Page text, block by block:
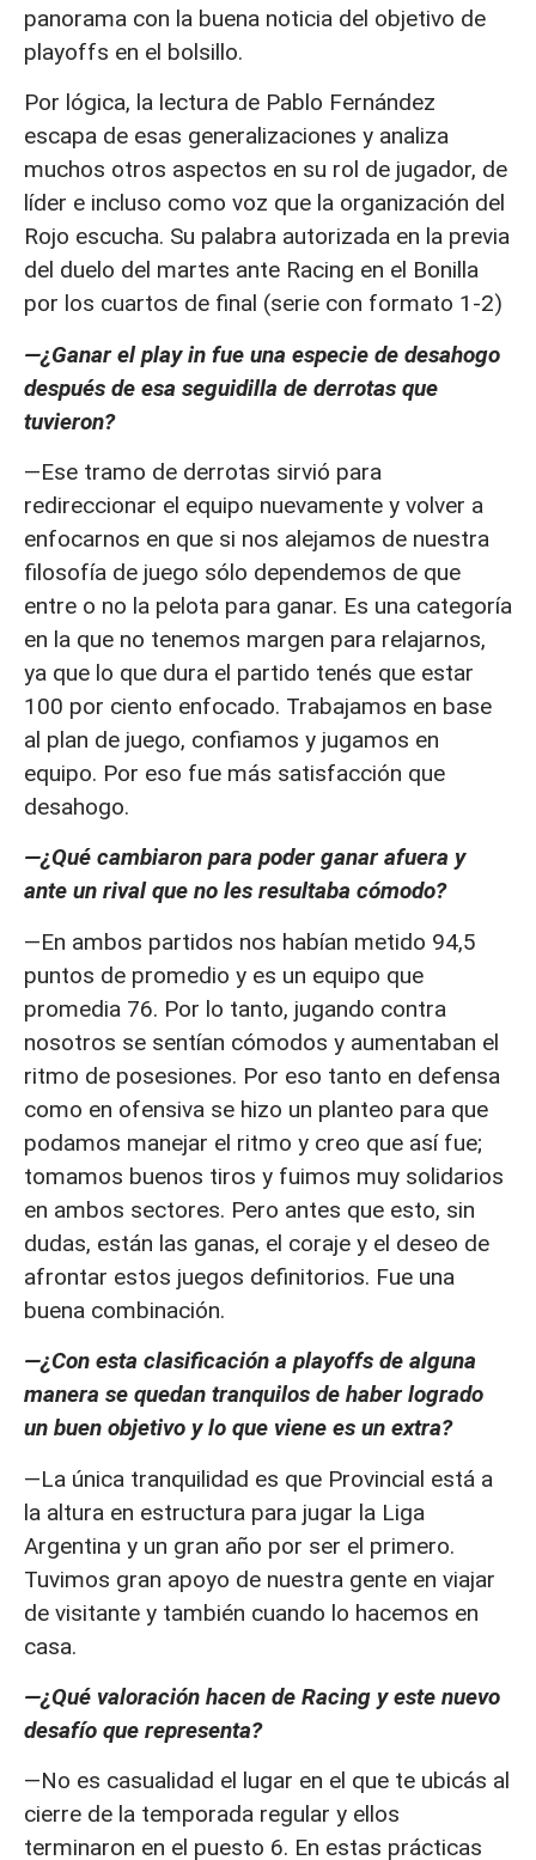
panorama con la buena noticia del objetivo de
playoffs en el bolsillo.
Por lógica, la lectura de Pablo Fernández
escapa de esas generalizaciones y analiza
muchos otros aspectos en su rol de jugador, de
líder e incluso como voz que la organización del
Rojo escucha. Su palabra autorizada en la previa
del duelo del martes ante Racing en el Bonilla
por los cuartos de final (serie con formato 1-2)
—¿Ganar el play in fue una especie de desahogo
después de esa seguidilla de derrotas que
tuvieron?
—Ese tramo de derrotas sirvió para
redireccionar el equipo nuevamente y volver a
enfocarnos en que si nos alejamos de nuestra
filosofía de juego sólo dependemos de que
entre o no la pelota para ganar. Es una categoría
en la que no tenemos margen para relajarnos,
ya que lo que dura el partido tenés que estar
100 por ciento enfocado. Trabajamos en base
al plan de juego, confiamos y jugamos en
equipo. Por eso fue más satisfacción que
desahogo.
—¿Qué cambiaron para poder ganar afuera y
ante un rival que no les resultaba cómodo?
—En ambos partidos nos habían metido 94,5
puntos de promedio y es un equipo que
promedia 76. Por lo tanto, jugando contra
nosotros se sentían cómodos y aumentaban el
ritmo de posesiones. Por eso tanto en defensa
como en ofensiva se hizo un planteo para que
podamos manejar el ritmo y creo que así fue;
tomamos buenos tiros y fuimos muy solidarios
en ambos sectores. Pero antes que esto, sin
dudas, están las ganas, el coraje y el deseo de
afrontar estos juegos definitorios. Fue una
buena combinación.
—¿Con esta clasificación a playoffs de alguna
manera se quedan tranquilos de haber logrado
un buen objetivo y lo que viene es un extra?
—La única tranquilidad es que Provincial está a
la altura en estructura para jugar la Liga
Argentina y un gran año por ser el primero.
Tuvimos gran apoyo de nuestra gente en viajar
de visitante y también cuando lo hacemos en
casa.
—¿Qué valoración hacen de Racing y este nuevo
desafío que representa?
—No es casualidad el lugar en el que te ubicás al
cierre de la temporada regular y ellos
terminaron en el puesto 6. En estas prácticas